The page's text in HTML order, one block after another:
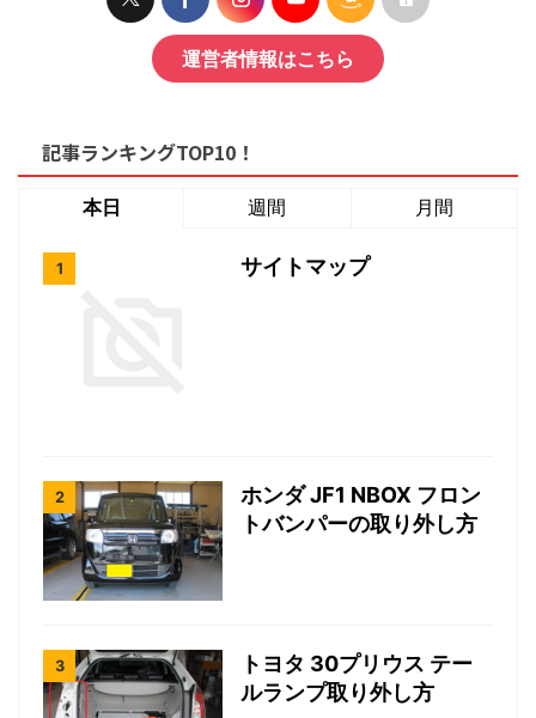
運営者情報はこちら
記事ランキングTOP10！
本日 週間 月間
サイトマップ
ホンダ JF1 NBOX フロン
トバンパーの取り外し方
トヨタ 30プリウス テー
ルランプ取り外し方